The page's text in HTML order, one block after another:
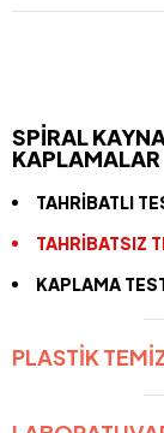
SPİRAL
KAPLAMALAR
TAHRİBATLI
TAHRİBATSIZ
KAPLAMA
PLASTİK